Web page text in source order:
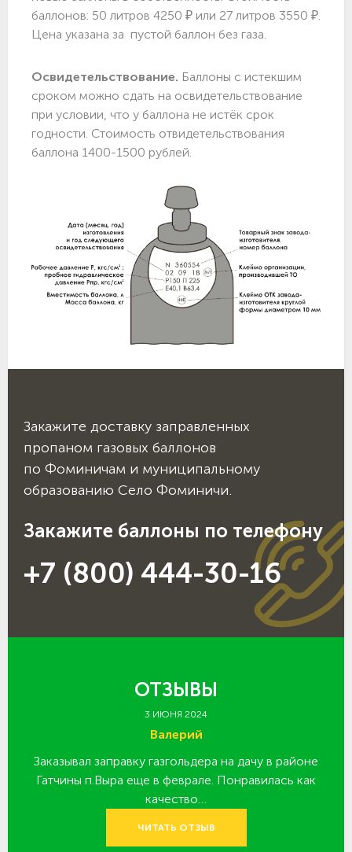
баллонов: 50 литров 4250 ₽ или 27 литров 3550 ₽.
Цена указана за пустой баллон без газа.
Освидетельствование. Баллоны с истекшим
сроком можно сдать на освидетельствование
при условии, что у баллона не истёк срок
годности. Стоимость отвидетельствования
баллона 1400-1500 рублей.
Закажите доставку заправленных
пропаном газовых баллонов
по Фоминичам и муниципальному
образованию Село Фоминичи.
Закажите баллоны по телефону
+7 (800) 444-30-16
ОТЗЫВЫ
3 ИЮНЯ 2024
Валерий
Заказывал заправку газгольдера на дачу в районе
Гатчины п.Выра еще в феврале. Понравилась как
качество…
ЧИТАТЬ ОТЗЫВ